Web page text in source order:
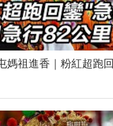
祖進香｜粉紅超跑回鑾"